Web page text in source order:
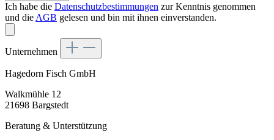
Ich habe die Datenschutzbestimmungen zur Kenntnis genommen
und die AGB gelesen und bin mit ihnen einverstanden.
Unternehmen
Hagedorn Fisch GmbH
Walkmühle 12
21698 Bargstedt
Beratung & Unterstützung